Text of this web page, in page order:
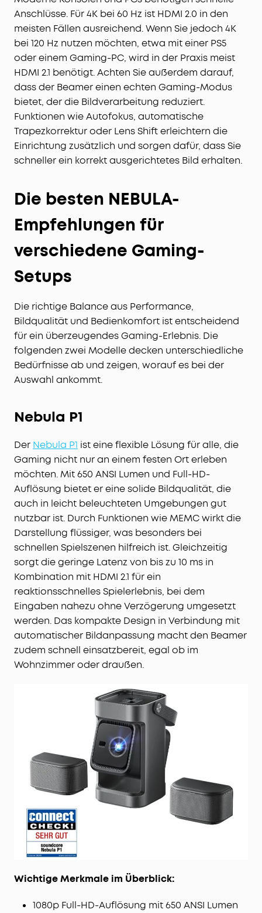
Anschlüsse. Für 4K bei 60 Hz ist HDMI 2.0 in den
meisten Fällen ausreichend. Wenn Sie jedoch 4K
bei 120 Hz nutzen möchten, etwa mit einer PS5
oder einem Gaming-PC, wird in der Praxis meist
HDMI 2.1 benötigt. Achten Sie außerdem darauf,
dass der Beamer einen echten Gaming-Modus
bietet, der die Bildverarbeitung reduziert.
Funktionen wie Autofokus, automatische
Trapezkorrektur oder Lens Shift erleichtern die
Einrichtung zusätzlich und sorgen dafür, dass Sie
schneller ein korrekt ausgerichtetes Bild erhalten.
Die besten NEBULA-
Empfehlungen für
verschiedene Gaming-
Setups
Die richtige Balance aus Performance,
Bildqualität und Bedienkomfort ist entscheidend
für ein überzeugendes Gaming-Erlebnis. Die
folgenden zwei Modelle decken unterschiedliche
Bedürfnisse ab und zeigen, worauf es bei der
Auswahl ankommt.
Nebula P1
Der Nebula P1 ist eine flexible Lösung für alle, die
Gaming nicht nur an einem festen Ort erleben
möchten. Mit 650 ANSI Lumen und Full-HD-
Auflösung bietet er eine solide Bildqualität, die
auch in leicht beleuchteten Umgebungen gut
nutzbar ist. Durch Funktionen wie MEMC wirkt die
Darstellung flüssiger, was besonders bei
schnellen Spielszenen hilfreich ist. Gleichzeitig
sorgt die geringe Latenz von bis zu 10 ms in
Kombination mit HDMI 2.1 für ein
reaktionsschnelles Spielerlebnis, bei dem
Eingaben nahezu ohne Verzögerung umgesetzt
werden. Das kompakte Design in Verbindung mit
automatischer Bildanpassung macht den Beamer
zudem schnell einsatzbereit, egal ob im
Wohnzimmer oder draußen.
Wichtige Merkmale im Überblick:
1080p Full-HD-Auflösung mit 650 ANSI Lumen